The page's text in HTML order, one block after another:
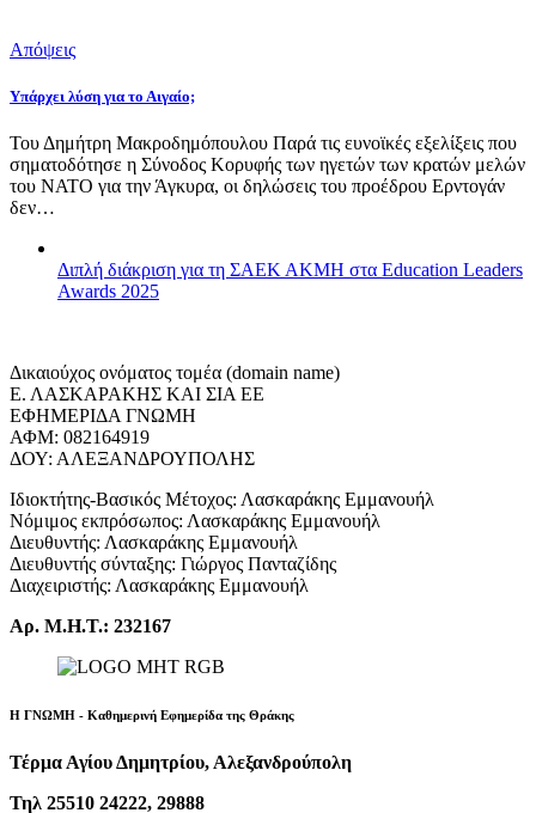
Απόψεις
Υπάρχει λύση για το Αιγαίο;
Του Δημήτρη Μακροδημόπουλου Παρά τις ευνοϊκές εξελίξεις που
σηματοδότησε η Σύνοδος Κορυφής των ηγετών των κρατών μελών
του ΝΑΤΟ για την Άγκυρα, οι δηλώσεις του προέδρου Ερντογάν
δεν…
Διπλή διάκριση για τη ΣΑΕΚ ΑΚΜΗ στα Education Leaders
Awards 2025
Δικαιούχος ονόματος τομέα (domain name)
Ε. ΛΑΣΚΑΡΑΚΗΣ ΚΑΙ ΣΙΑ ΕΕ
ΕΦΗΜΕΡΙΔΑ ΓΝΩΜΗ
ΑΦΜ: 082164919
ΔΟΥ: ΑΛΕΞΑΝΔΡΟΥΠΟΛΗΣ
Ιδιοκτήτης-Βασικός Μέτοχος: Λασκαράκης Εμμανουήλ
Νόμιμος εκπρόσωπος: Λασκαράκης Εμμανουήλ
Διευθυντής: Λασκαράκης Εμμανουήλ
Διευθυντής σύνταξης: Γιώργος Πανταζίδης
Διαχειριστής: Λασκαράκης Εμμανουήλ
Αρ. Μ.Η.Τ.: 232167
Η ΓΝΩΜΗ - Καθημερινή Εφημερίδα της Θράκης
Τέρμα Αγίου Δημητρίου, Αλεξανδρούπολη
Τηλ 25510 24222, 29888